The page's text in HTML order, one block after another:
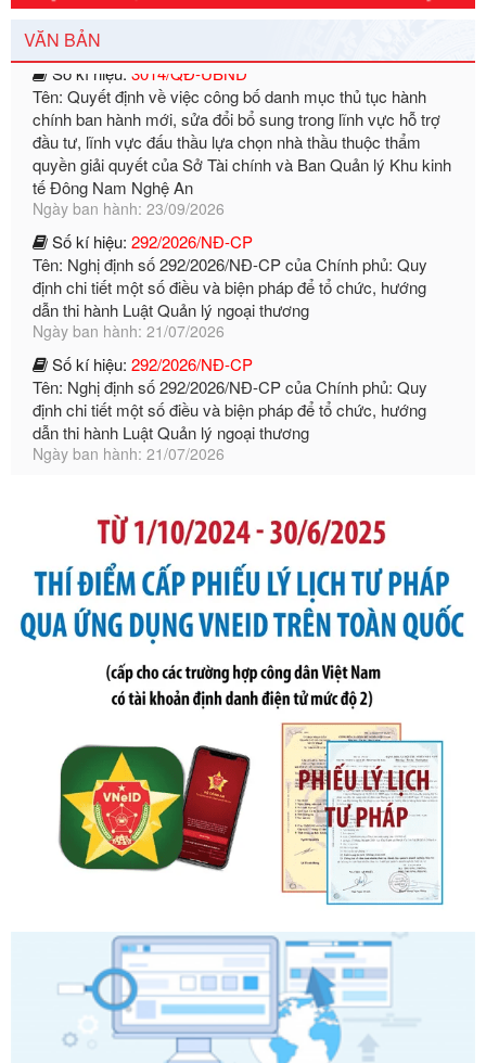
VĂN BẢN
Tên: Quyết định về việc công bố danh mục thủ tục hành
chính ban hành mới, sửa đổi bổ sung trong lĩnh vực hỗ trợ
đầu tư, lĩnh vực đấu thầu lựa chọn nhà thầu thuộc thẩm
quyền giải quyết của Sở Tài chính và Ban Quản lý Khu kinh
tế Đông Nam Nghệ An
Ngày ban hành: 23/09/2026
Số kí hiệu: 292/2026/NĐ-CP
Tên: Nghị định số 292/2026/NĐ-CP của Chính phủ: Quy
định chi tiết một số điều và biện pháp để tổ chức, hướng
dẫn thi hành Luật Quản lý ngoại thương
Ngày ban hành: 21/07/2026
Số kí hiệu:292/2026/NĐ-CP
Tên: Nghị định số 292/2026/NĐ-CP của Chính phủ: Quy
định chi tiết một số điều và biện pháp để tổ chức, hướng
dẫn thi hành Luật Quản lý ngoại thương
Ngày ban hành: 21/07/2026
Số kí hiệu:105/2026/TT-BTC
Tên: Thông tư số 105/2026/TT-BTC của Bộ Tài chính: Bãi
phạt vi phạm hành chính trong lĩnh vực kho bạc nhà nước
Ngày ban hành: 21/07/2026
Số kí hiệu:291/2026/NĐ-CP
Tên: Nghị định số 291/2026/NĐ-CP của Chính phủ: Sửa
đổi, bổ sung một số điều của Nghị định số 125/2020/NĐ-СР
ngày 19 tháng 10 năm 2020 của Chính phủ quy định xử
phạt vi phạm hành chính về thuế, hóa đơn được sửa đổi, bổ
sung bởi Nghị định số 102/2021/NĐ-CP
Ngày ban hành: 20/07/2026
Số kí hiệu:2303/QĐ-UBND
Tên: Quyết định công bố Danh mục thủ tục hành chính mới
ban hành, được sửa đổi, bổ sung, bị bãi bỏ và phê duyệt
Quy trình nội bộ, quy trình điện tử giải quyết thủ tục hành
chính trong một số lĩnh vực thuộc phạm vi chức năng quản
lý của Sở Văn hóa, Thể tha
Tên: Quyết định công bố Danh mục thủ tục hành chính
được sửa đổi, bổ sung và phê duyệt Quy trình nội bộ, quy
trình điện tử giải quyết thủ tục hành chính trong lĩnh vực Du
lịch thuộc phạm vi chức năng quản lý của Sở Văn hóa, Thể
thao và Du lịch
Ngày ban hành: 01/06/2026